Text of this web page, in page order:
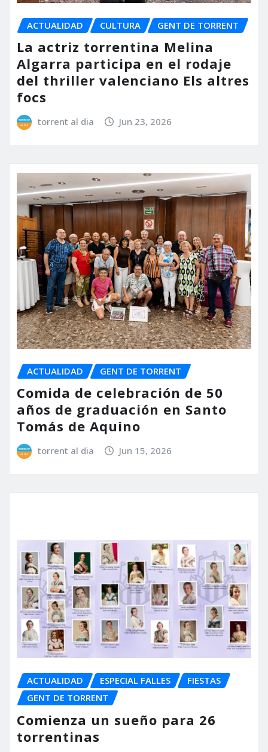
ACTUALIDAD CULTURA GENT DE TORRENT
La actriz torrentina Melina
Algarra participa en el rodaje
del thriller valenciano Els altres
focs
torrent al dia Jun 23, 2026
ACTUALIDAD GENT DE TORRENT
Comida de celebración de 50
años de graduación en Santo
Tomás de Aquino
torrent al dia Jun 15, 2026
ACTUALIDAD ESPECIAL FALLES
FIESTAS
GENT DE TORRENT
Comienza un sueño para 26
torrentinas